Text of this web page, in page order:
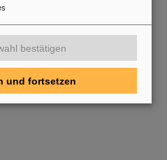
1 64291 Darmstadt
66 67 68 69 70 71
72
bestätigen
und fortsetzen